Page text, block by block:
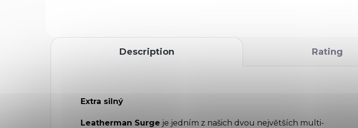
Description Rating
Extra silný
Leatherman Surge je jedním z našich dvou největších multi-